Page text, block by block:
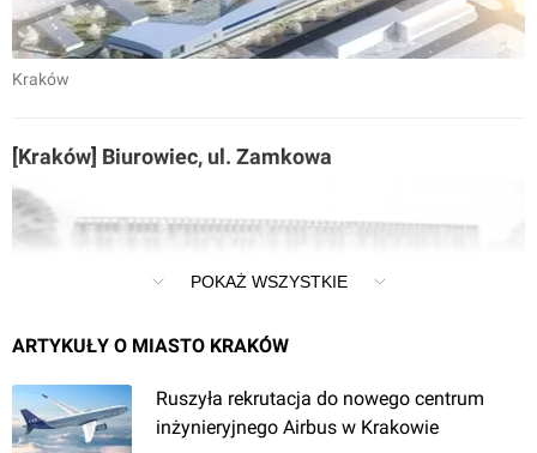
Kraków
[Kraków] Biurowiec, ul. Zamkowa
Kraków
POKAŻ WSZYSTKIE
ARTYKUŁY O MIASTO KRAKÓW
Ruszyła rekrutacja do nowego centrum
inżynieryjnego Airbus w Krakowie